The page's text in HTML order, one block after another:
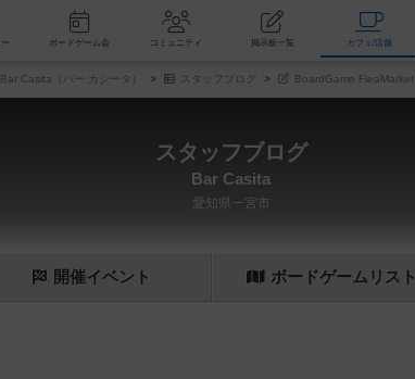
新着レビュー ボードゲーム会 コミュニティ 掲示板一覧
Bar Casita（バー カシータ） スタッフブログ BoardGame FleaMarket
スタッフブログ
Bar Casita
愛知県一宮市
開催イベント ボードゲーム リスト